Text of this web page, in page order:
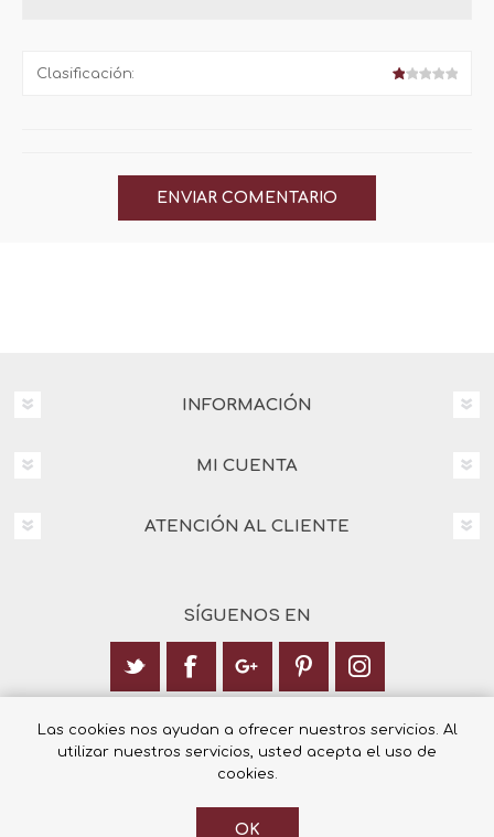
Clasificación:
INFORMACIÓN
MI CUENTA
ATENCIÓN AL CLIENTE
SÍGUENOS EN
Calle Italia 6, 03003 Alicante
+34 965 12 23 55
Las cookies nos ayudan a ofrecer nuestros servicios. Al
utilizar nuestros servicios, usted acepta el uso de
cookies.
OK